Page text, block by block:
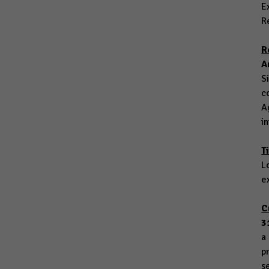
a